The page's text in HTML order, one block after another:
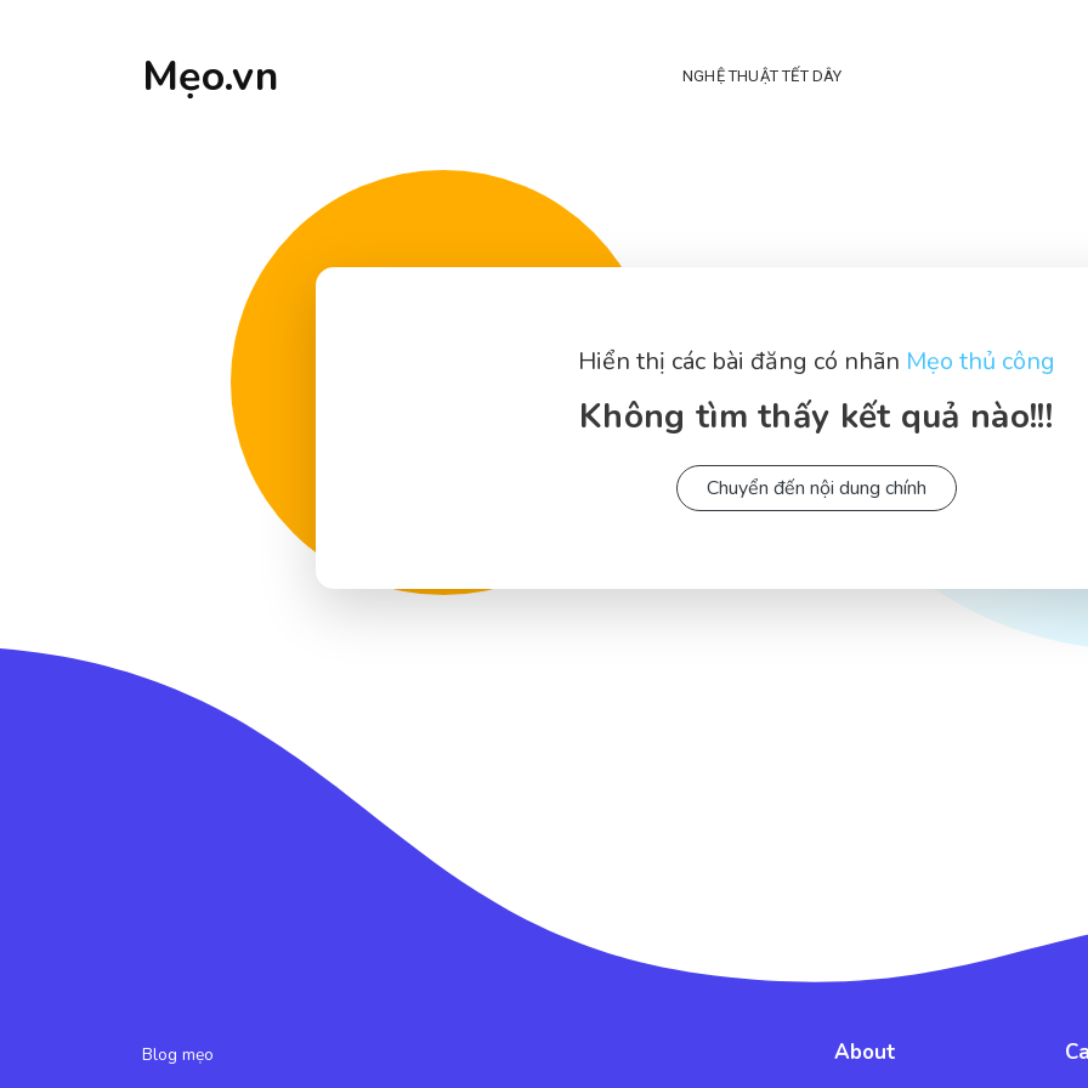
Mẹo.vn NGHỆ THUẬT TẾT DÂY
Hiển thị các bài đăng có nhãn Mẹo thủ công
Không tìm thấy kết quả nào!!!
Chuyển đến nội dung chính
Blog mẹo About